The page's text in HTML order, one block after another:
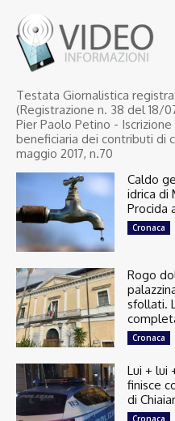
Testata Giornalistica
(Registrazione n. 38 del 18/
Pier Paolo Petino -
beneficiaria dei contributi di
maggio 2017, n.70
Caldo
idrica di
Procida
Cronaca
Rogo
sfollati.
Cronaca
Lui + lui
finisce
di
Cronaca